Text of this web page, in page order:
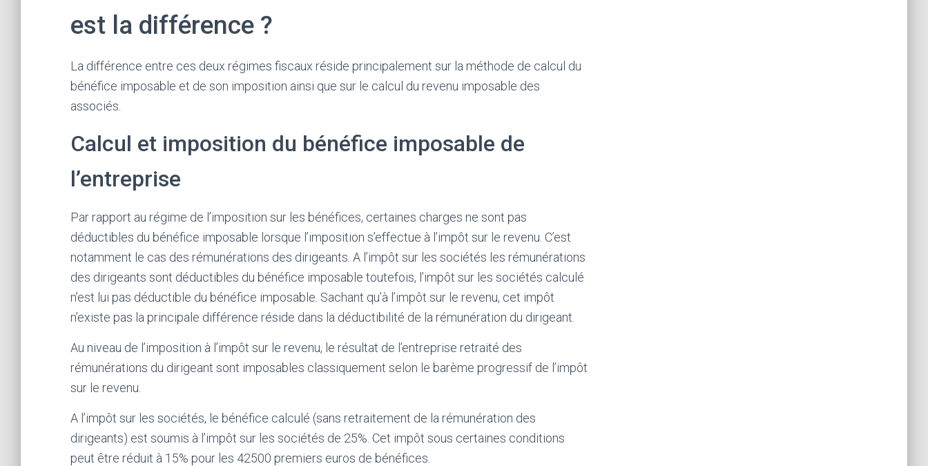
est la différence ?
La différence entre ces deux régimes fiscaux réside principalement sur la méthode de calcul du
bénéfice imposable et de son imposition ainsi que sur le calcul du revenu imposable des
associés.
Calcul et imposition du bénéfice imposable de
l’entreprise
Par rapport au régime de l’imposition sur les bénéfices, certaines charges ne sont pas
déductibles du bénéfice imposable lorsque l’imposition s’effectue à l’impôt sur le revenu. C’est
notamment le cas des rémunérations des dirigeants. A l’impôt sur les sociétés les rémunérations
des dirigeants sont déductibles du bénéfice imposable toutefois, l’impôt sur les sociétés calculé
n’est lui pas déductible du bénéfice imposable. Sachant qu’à l’impôt sur le revenu, cet impôt
n’existe pas la principale différence réside dans la déductibilité de la rémunération du dirigeant.
Au niveau de l’imposition à l’impôt sur le revenu, le résultat de l’entreprise retraité des
rémunérations du dirigeant sont imposables classiquement selon le barème progressif de l’impôt
sur le revenu.
A l’impôt sur les sociétés, le bénéfice calculé (sans retraitement de la rémunération des
dirigeants) est soumis à l’impôt sur les sociétés de 25%. Cet impôt sous certaines conditions
peut être réduit à 15% pour les 42500 premiers euros de bénéfices.